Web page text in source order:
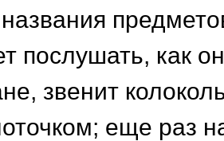
послушать, как
звенит
еще раз